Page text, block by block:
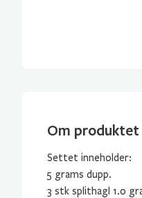
Om produktet
Settet inneholder:
5 grams dupp.
3 stk splithagl 1.0